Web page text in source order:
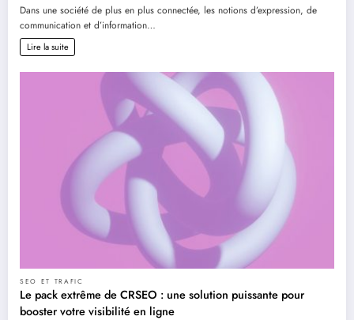
Dans une société de plus en plus connectée, les notions d’expression, de
communication et d’information…
Lire la suite
SEO ET TRAFIC
Le pack extrême de CRSEO : une solution puissante pour
booster votre visibilité en ligne